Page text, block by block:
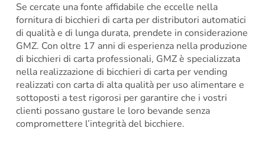
Se cercate una fonte affidabile che eccelle nella
fornitura di bicchieri di carta per distributori automatici
di qualità e di lunga durata, prendete in considerazione
GMZ. Con oltre 17 anni di esperienza nella produzione
di bicchieri di carta professionali, GMZ è specializzata
nella realizzazione di bicchieri di carta per vending
realizzati con carta di alta qualità per uso alimentare e
sottoposti a test rigorosi per garantire che i vostri
clienti possano gustare le loro bevande senza
compromettere l’integrità del bicchiere.